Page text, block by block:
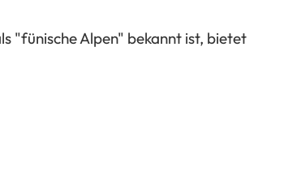
"fünische Alpen" bekannt ist, bietet